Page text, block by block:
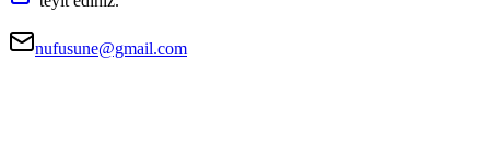
nufusune@gmail.com